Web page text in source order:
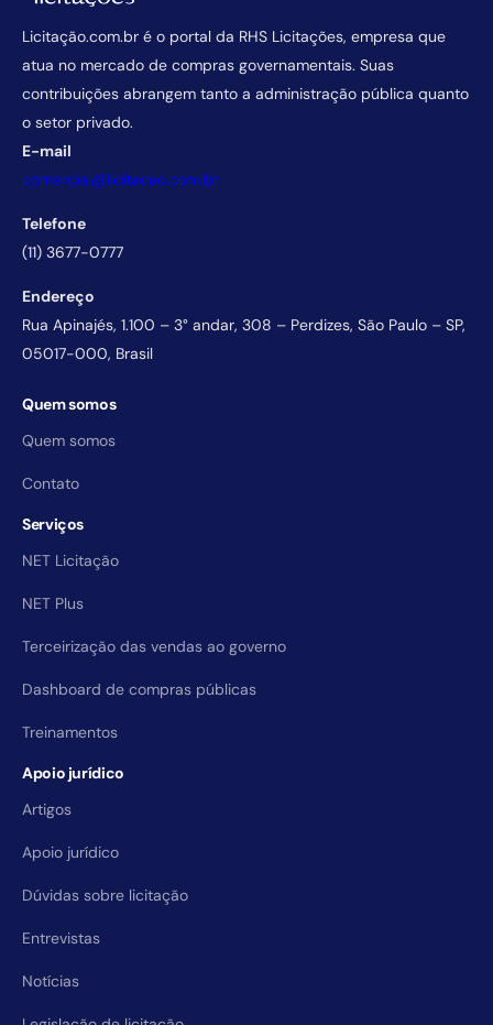
Licitação.com.br é o portal da RHS Licitações, empresa que
atua no mercado de compras governamentais. Suas
contribuições abrangem tanto a administração pública quanto
o setor privado.
E-mail
comercial@licitacao.com.br
Telefone
(11) 3677-0777
Endereço
Rua Apinajés, 1.100 – 3° andar, 308 – Perdizes, São Paulo – SP,
05017-000, Brasil
Quem somos
Quem somos
Contato
Serviços
NET Licitação
NET Plus
Terceirização das vendas ao governo
Dashboard de compras públicas
Treinamentos
Apoio jurídico
Artigos
Apoio jurídico
Dúvidas sobre licitação
Entrevistas
Notícias